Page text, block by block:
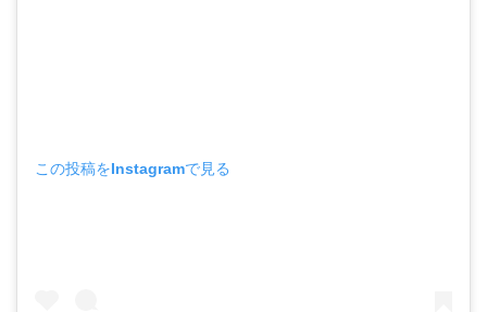
この投稿をInstagramで見る